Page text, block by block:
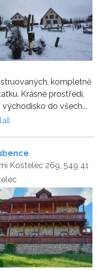
kompletně
Krásné prostředí,
do všech...
Kostelec 269, 549 41